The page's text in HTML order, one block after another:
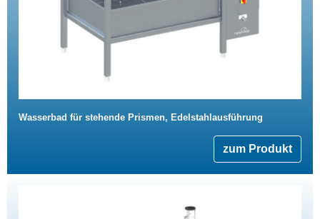
Wasserbad für stehende Prismen, Edelstahlausführung
zum Produkt